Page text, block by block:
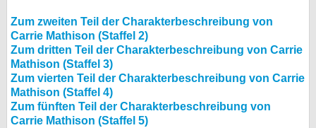
Zum zweiten Teil der Charakterbeschreibung von
Carrie Mathison (Staffel 2)
Zum dritten Teil der Charakterbeschreibung von Carrie
Mathison (Staffel 3)
Zum vierten Teil der Charakterbeschreibung von Carrie
Mathison (Staffel 4)
Zum fünften Teil der Charakterbeschreibung von
Carrie Mathison (Staffel 5)